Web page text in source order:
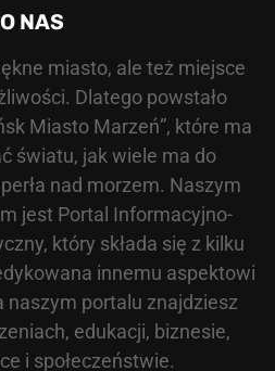
O NAS
miasto, ale też miejsce
Dlatego powstało
Miasto Marzeń”, które ma
światu, jak wiele ma do
nad morzem. Naszym
jest Portal Informacyjno-
który składa się z kilku
innemu aspektowi
naszym portalu znajdziesz
edukacji, biznesie,
i społeczeństwie.